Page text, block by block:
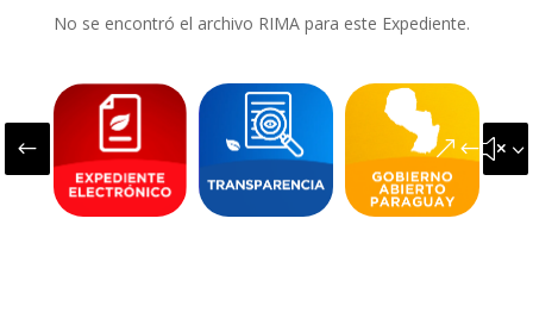
No se encontró el archivo RIMA para este Expediente.
#